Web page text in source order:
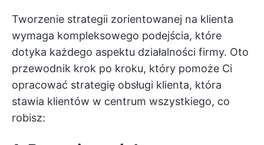
Tworzenie strategii zorientowanej na klienta
wymaga kompleksowego podejścia, które
dotyka każdego aspektu działalności firmy. Oto
przewodnik krok po kroku, który pomoże Ci
opracować strategię obsługi klienta, która
stawia klientów w centrum wszystkiego, co
robisz: